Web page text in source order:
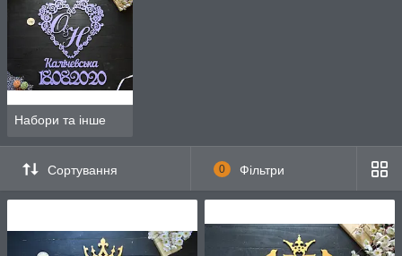
Набори та інше
Сортування 0 Фільтри